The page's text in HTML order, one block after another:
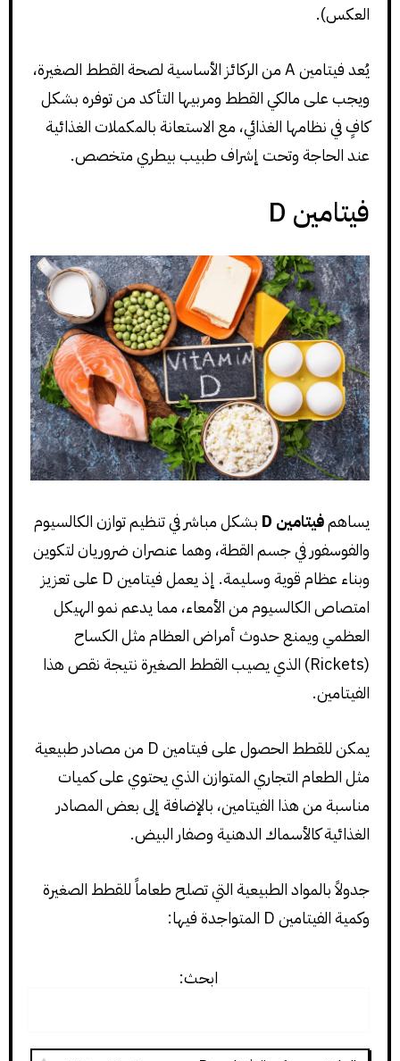
العكس).
يُعد فيتامين A من الركائز الأساسية لصحة القطط الصغيرة،
ويجب على مالكي القطط ومربيها التأكد من توفره بشكل
كافٍ في نظامها الغذائي، مع الاستعانة بالمكملات الغذائية
عند الحاجة وتحت إشراف طبيب بيطري متخصص.
فيتامين D
يساهمفيتامين D
بشكل مباشر في تنظيم توازن الكالسيوم
والفوسفور في جسم القطة، وهما عنصران ضروريان لتكوين
وبناء عظام قوية وسليمة. إذ يعمل فيتامين D على تعزيز
امتصاص الكالسيوم من الأمعاء، مما يدعم نمو الهيكل
العظمي ويمنع حدوث أمراض العظام مثل الكساح
(Rickets) الذي يصيب القطط الصغيرة نتيجة نقص هذا
الفيتامين.
يمكن للقطط الحصول على فيتامين D من مصادر طبيعية
مثل الطعام التجاري المتوازن الذي يحتوي على كميات
مناسبة من هذا الفيتامين، بالإضافة إلى بعض المصادر
الغذائية كالأسماك الدهنية وصفار البيض.
جدولاً بالمواد الطبيعية التي تصلح طعاماً للقطط الصغيرة
وكمية الفيتامين D المتواجدة فيها:
ابحث: